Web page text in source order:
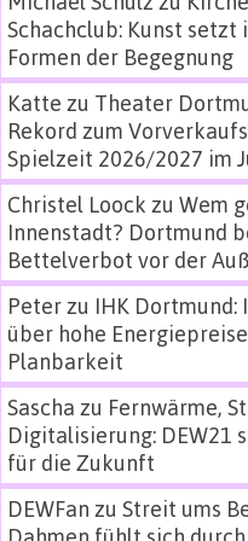
Schachclub: Kunst setzt
Formen der Begegnung
Katte zu Theater
Rekord zum
Spielzeit 2026/2027 im
Christel Loock zu Wem
Innenstadt? Dortmund
Bettelverbot vor der
Peterzu IHK
über hohe
Planbarkeit
Sascha zu Fernwärme,
Digitalisierung: DEW21
für die Zukunft
DEWFan zu Streit ums